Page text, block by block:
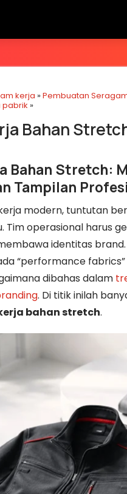
kerja »Pembuatan
pabrik »
Bahan
Bahan Stretch:
Tampilan
modern, tuntutan
Tim operasional harus
identitas
“performance
dibahas dalam
. Di titik inilah
bahan stretch.